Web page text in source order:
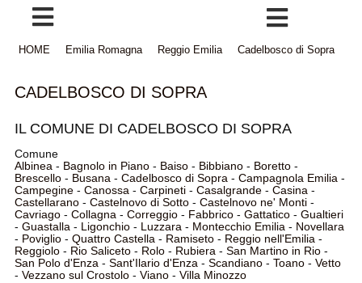
HOME Emilia Romagna Reggio Emilia Cadelbosco di Sopra
CADELBOSCO DI SOPRA
IL COMUNE DI CADELBOSCO DI SOPRA
Comune
Albinea- Bagnolo in Piano- Baiso- Bibbiano- Boretto-
Brescello- Busana- Cadelbosco di Sopra- Campagnola Emilia-
Campegine- Canossa- Carpineti- Casalgrande- Casina-
Castellarano- Castelnovo di Sotto- Castelnovo ne' Monti-
Cavriago- Collagna- Correggio- Fabbrico- Gattatico- Gualtieri
- Guastalla- Ligonchio- Luzzara- Montecchio Emilia- Novellara
- Poviglio- Quattro Castella- Ramiseto- Reggio nell'Emilia-
Reggiolo- Rio Saliceto- Rolo- Rubiera- San Martino in Rio-
San Polo d'Enza- Sant'Ilario d'Enza- Scandiano- Toano- Vetto
- Vezzano sul Crostolo- Viano- Villa Minozzo